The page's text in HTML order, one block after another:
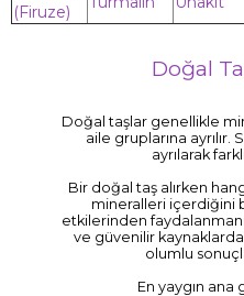
(Firuze)
Doğal
Doğal taşlar genellikle
aile gruplarına ayrılır.
ayrılarak
Bir doğal taş alırken
mineralleri içerdiğini
etkilerinden
ve güvenilir
olumlu
En yaygın ana